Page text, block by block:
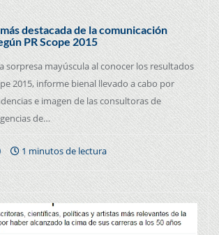
destacada de la comunicación
PR Scope 2015
sorpresa mayúscula al conocer los resultados
2015, informe bienal llevado a cabo por
e imagen de las consultoras de
de…
1 minutos de lectura